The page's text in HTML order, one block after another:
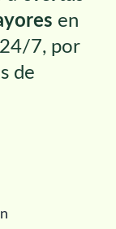
en
7, por
de